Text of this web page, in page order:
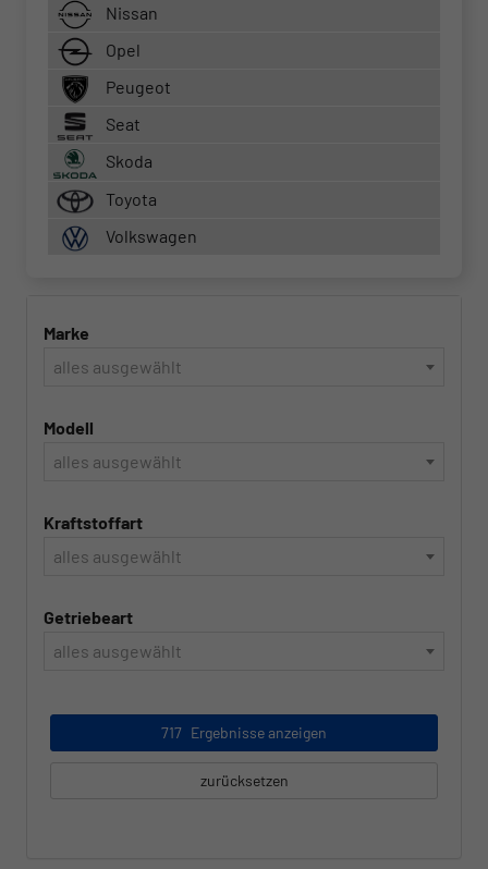
Nissan
Opel
Peugeot
Seat
Skoda
Toyota
Volkswagen
Marke
alles ausgewählt
Modell
alles ausgewählt
Kraftstoffart
alles ausgewählt
Getriebeart
alles ausgewählt
717 Ergebnisse anzeigen
zurücksetzen